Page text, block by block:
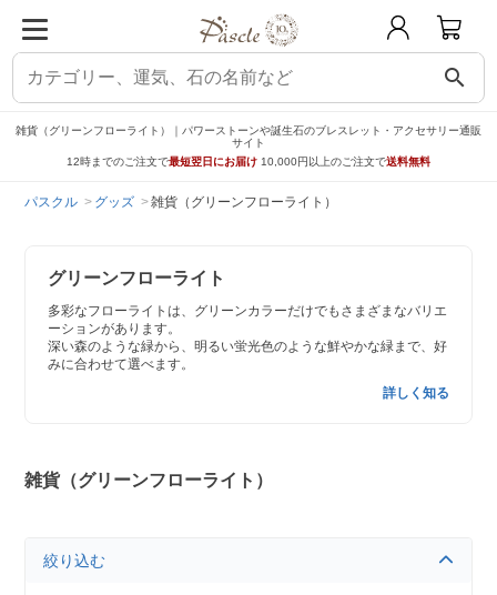
search
雑貨（グリーンフローライト）｜パワーストーンや誕生石のブレスレット・アクセサリー通販
サイト
12時までのご注文で最短翌日にお届け 10,000円以上のご注文で送料無料
パスクル グッズ 雑貨（グリーンフローライト）
グリーンフローライト
多彩なフローライトは、グリーンカラーだけでもさまざまなバリエ
ーションがあります。
深い森のような緑から、明るい蛍光色のような鮮やかな緑まで、好
みに合わせて選べます。
詳しく知る
雑貨（グリーンフローライト）
絞り込む